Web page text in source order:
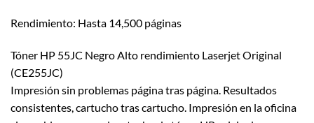
Rendimiento: Hasta 14,500 páginas
Tóner HP 55JC Negro Alto rendimiento Laserjet Original
(CE255JC)
Impresión sin problemas página tras página. Resultados
consistentes, cartucho tras cartucho. Impresión en la oficina